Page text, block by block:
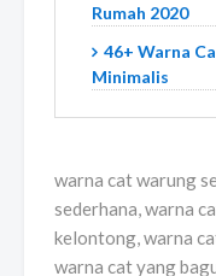
Rumah 2020
46+ Warna
Minimalis
warna cat warung
sederhana, warna
kelontong, warna
warna cat yang